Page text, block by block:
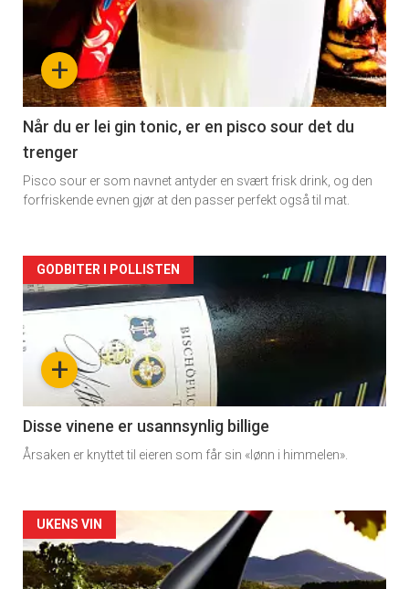
akkurat
nå
-
2
+
Når du er lei gin tonic, er en pisco sour det du
trenger
Pisco sour er som navnet antyder en svært frisk drink, og den
forfriskende evnen gjør at den passer perfekt også til mat.
Forsiden
akkurat
nå
3
+
GODBITER I POLLISTEN
Disse vinene er usannsynlig billige
Årsaken er knyttet til eieren som får sin «lønn i himmelen».
Forsiden
akkurat
UKENS VIN